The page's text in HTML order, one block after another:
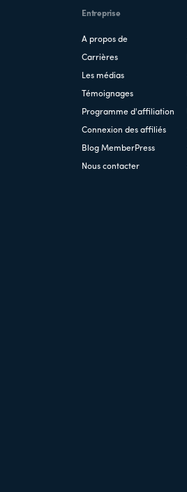
Entreprise
A propos de
Carrières
Les médias
Témoignages
Programme d'affiliation
Connexion des affiliés
Blog MemberPress
Nous contacter